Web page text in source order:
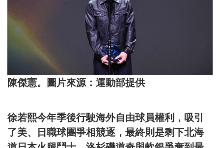
陳傑憲。圖片來源：運動部提供
徐若熙今年季後行駛海外自由球員權利，吸引
了美、日職球團爭相競逐，最終則是剩下北海